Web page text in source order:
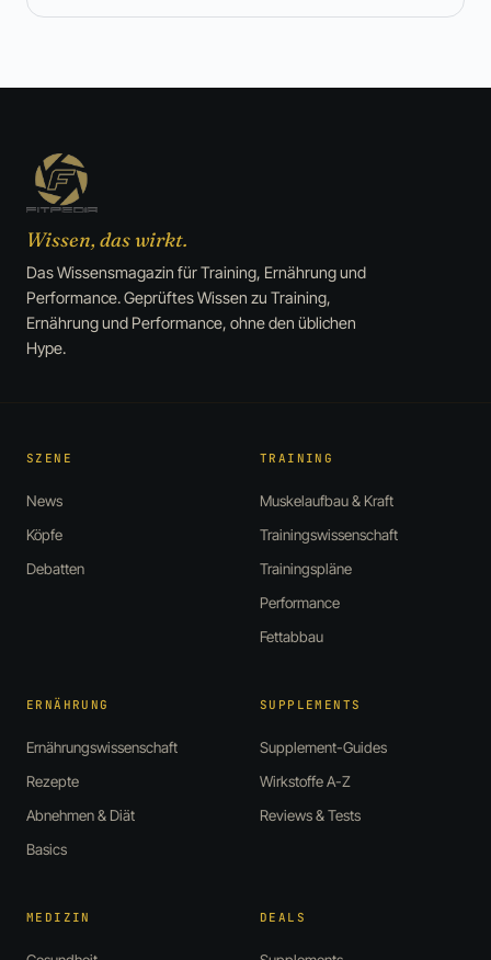
Wissen, das wirkt.
Das Wissensmagazin für Training, Ernährung und
Performance. Geprüftes Wissen zu Training,
Ernährung und Performance, ohne den üblichen
Hype.
SZENE
News
Köpfe
Debatten
TRAINING
Muskelaufbau & Kraft
Trainingswissenschaft
Trainingspläne
Performance
Fettabbau
ERNÄHRUNG
Ernährungswissenschaft
Rezepte
Abnehmen & Diät
Basics
SUPPLEMENTS
Supplement-Guides
Wirkstoffe A-Z
Reviews & Tests
MEDIZIN DEALS